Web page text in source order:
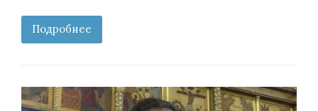
Подробнее